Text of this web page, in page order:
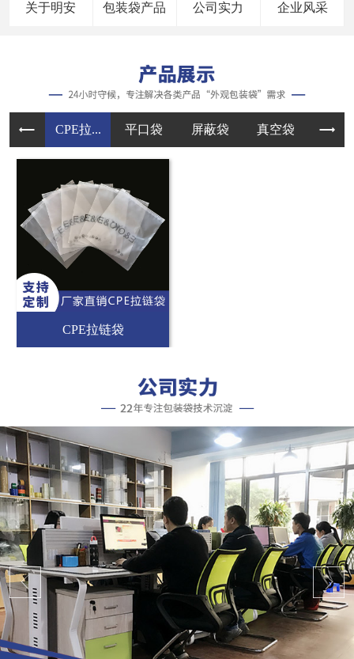
关于明安 包装袋产品 公司实力 企业风采
CPE拉... 平口袋 屏蔽袋 真空袋 手提
CPE拉链袋